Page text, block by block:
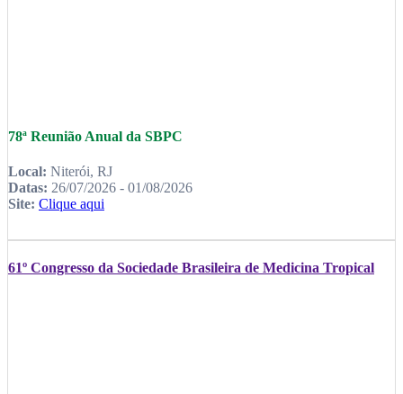
78ª Reunião Anual da SBPC
Local: Niterói, RJ
Datas: 26/07/2026 - 01/08/2026
Site: Clique aqui
61º Congresso da Sociedade Brasileira de Medicina Tropical